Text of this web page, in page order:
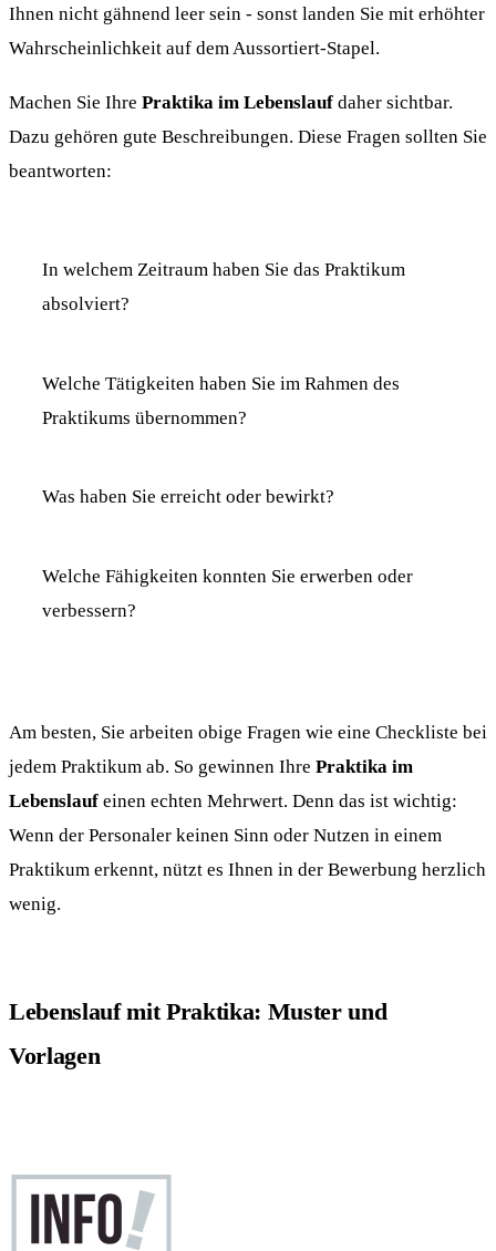
Ihnen nicht gähnend leer sein - sonst landen Sie mit erhöhter
Wahrscheinlichkeit auf dem Aussortiert-Stapel.
Machen Sie Ihre Praktika im Lebenslauf daher sichtbar.
Dazu gehören gute Beschreibungen. Diese Fragen sollten Sie
beantworten:
In welchem Zeitraum haben Sie das Praktikum
absolviert?
Welche Tätigkeiten haben Sie im Rahmen des
Praktikums übernommen?
Was haben Sie erreicht oder bewirkt?
Welche Fähigkeiten konnten Sie erwerben oder
verbessern?
Am besten, Sie arbeiten obige Fragen wie eine Checkliste bei
jedem Praktikum ab. So gewinnen Ihre Praktika im
Lebenslauf einen echten Mehrwert. Denn das ist wichtig:
Wenn der Personaler keinen Sinn oder Nutzen in einem
Praktikum erkennt, nützt es Ihnen in der Bewerbung herzlich
wenig.
Lebenslauf mit Praktika: Muster und
Vorlagen